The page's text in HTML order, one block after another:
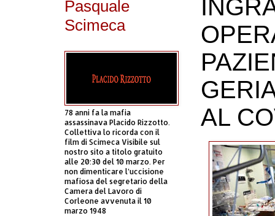
AL
Pasquale
Scimeca
78 anni fa la mafia
assassinava Placido Rizzotto.
Collettiva lo ricorda con il
film di Scimeca Visibile sul
nostro sito a titolo gratuito
alle 20:30 del 10 marzo. Per
non dimenticare l’uccisione
mafiosa del segretario della
Camera del Lavoro di
Corleone avvenuta il 10
marzo 1948